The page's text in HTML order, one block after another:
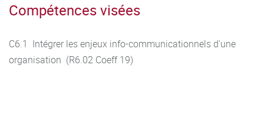
Compétences visées
C6.1 Intégrer les enjeux info-communicationnels d'une
organisation (R6.02 Coeff 19)